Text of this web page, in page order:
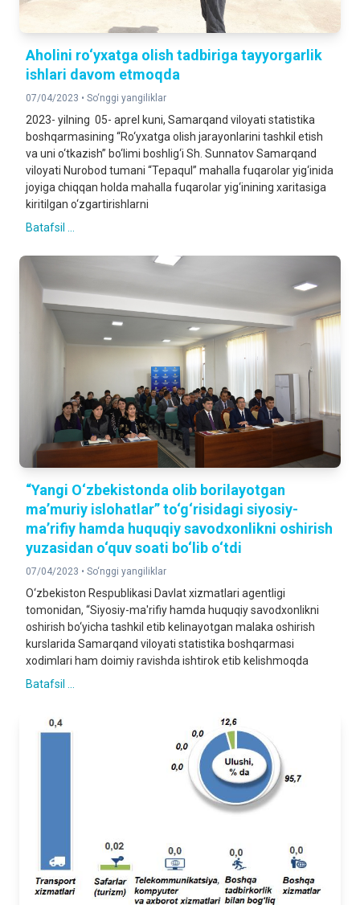
Aholini ro‘yxatga olish tadbiriga tayyorgarlik
ishlari davom etmoqda
07/04/2023 • So‘nggi yangiliklar
2023- yilning 05- aprel kuni, Samarqand viloyati statistika
boshqarmasining “Ro‘yxatga olish jarayonlarini tashkil etish
va uni o‘tkazish” bo‘limi boshlig‘i Sh. Sunnatov Samarqand
viloyati Nurobod tumani “Tepaqul” mahalla fuqarolar yig‘inida
joyiga chiqqan holda mahalla fuqarolar yig‘inining xaritasiga
kiritilgan o‘zgartirishlarni
Batafsil ...
“Yangi O‘zbekistonda olib borilayotgan
ma’muriy islohatlar” to‘g‘risidagi siyosiy-
ma’rifiy hamda huquqiy savodxonlikni oshirish
yuzasidan o‘quv soati bo‘lib o‘tdi
07/04/2023 • So‘nggi yangiliklar
O‘zbekiston Respublikasi Davlat xizmatlari agentligi
tomonidan, “Siyosiy-ma'rifiy hamda huquqiy savodxonlikni
oshirish bo‘yicha tashkil etib kelinayotgan malaka oshirish
kurslarida Samarqand viloyati statistika boshqarmasi
xodimlari ham doimiy ravishda ishtirok etib kelishmoqda
Batafsil ...